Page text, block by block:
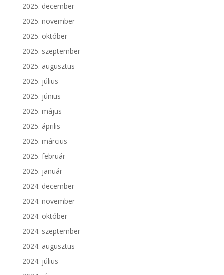
2025. december
2025. november
2025. október
2025. szeptember
2025. augusztus
2025. július
2025. június
2025. május
2025. április
2025. március
2025. február
2025. január
2024. december
2024. november
2024. október
2024. szeptember
2024. augusztus
2024. július